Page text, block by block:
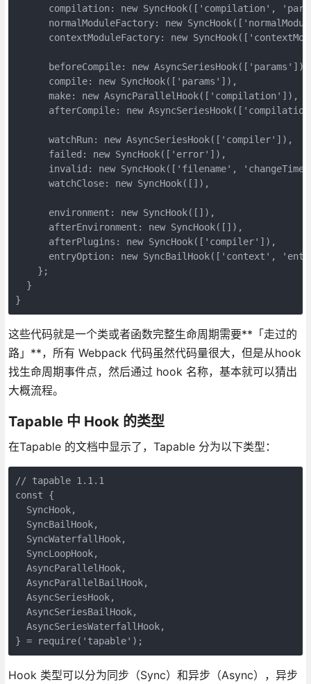
compilation: new SyncHook(['compilation',
normalModuleFactory: new
contextModuleFactory: new
      beforeCompile: new AsyncSeriesHook(['params']),
      compile: new SyncHook(['params']),
      make: new AsyncParallelHook(['compilation']),
afterCompile: new
      watchRun: new AsyncSeriesHook(['compiler']),
      failed: new SyncHook(['error']),
invalid: new SyncHook(['filename',
      watchClose: new SyncHook([]),
      environment: new SyncHook([]),
      afterEnvironment: new SyncHook([]),
      afterPlugins: new SyncHook(['compiler']),
entryOption: new SyncBailHook(['context',
    };
  }
这些代码就是一个类或者函数完整生命周期需要**「走过的
路」**，所有 Webpack 代码虽然代码量很大，但是从hook
找生命周期事件点，然后通过 hook 名称，基本就可以猜出
大概流程。
Tapable 中 Hook 的类型
在Tapable 的文档中显示了，Tapable 分为以下类型：
// tapable 1.1.1
const {
  SyncHook,
  SyncBailHook,
  SyncWaterfallHook,
  SyncLoopHook,
  AsyncParallelHook,
  AsyncParallelBailHook,
  AsyncSeriesHook,
  AsyncSeriesBailHook,
  AsyncSeriesWaterfallHook,
Hook 类型可以分为同步（Sync）和异步（Async），异步